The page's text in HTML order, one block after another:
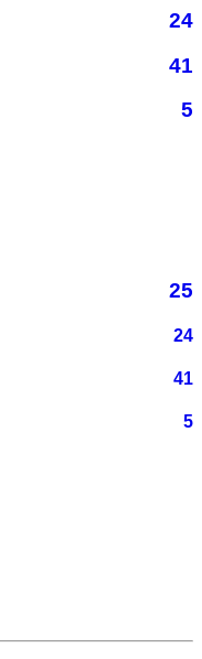
24
41
5
25
24
41
5